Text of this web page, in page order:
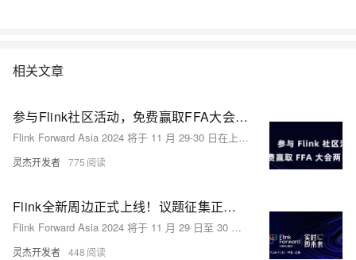
相关文章
参与Flink社区活动，免费赢取FFA大会两日通票～
Flink Forward Asia 2024 将于 11 月 29-30 日在上海举行，庆祝 Apache Flink 诞生十周年。大会将回顾 Flink 的技术成就，展望未来十年的发展，并介绍 Flink 2.0 版本。通过三种参与方式，您有机会免费赢取大会两日通票和 Flink 专属周边。
灵杰开发者 775
Flink全新周边正式上线！议题征集正在进行中！
Flink Forward Asia 2024 将于 11 月 29 日至 30 日在上海举办，现正征集议题。参与者可通过官网或二维码提交议题或报名参会，享受早鸟优惠，并有机会获得精美周边。这是了解 Flink 最新动态、分享生产实践经验及交流技术成果的重要平台。议题涵盖流式湖仓、流批一体、Data+AI 等多个方向，欢迎开发者和数据领域从业者踊跃参与，共襄行业盛会！
灵杰开发者 448